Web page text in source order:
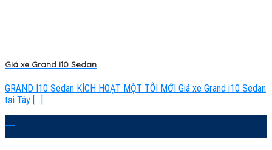
Giá xe Grand i10 Sedan
GRAND I10 Sedan KÍCH HOẠT MỘT TÔI MỚI Giá xe Grand i10 Sedan
tại Tây [...]